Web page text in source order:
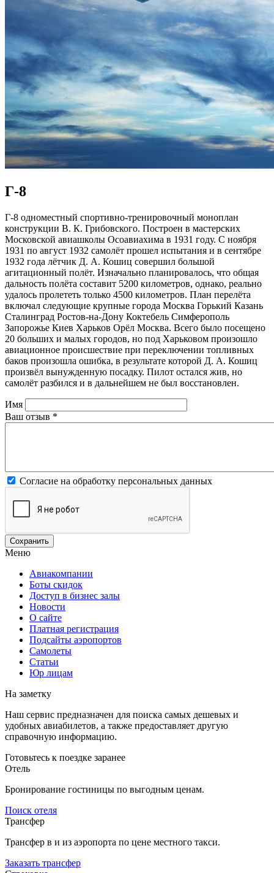
Г-8
Г-8 одноместный спортивно-тренировочный моноплан
конструкции В. К. Грибовского. Построен в мастерских
Московской авиашколы Осоавиахима в 1931 году. С ноября
1931 по август 1932 самолёт прошел испытания и в сентябре
1932 года лётчик Д. А. Кошиц совершил большой
агитационный полёт. Изначально планировалось, что общая
дальность полёта составит 5200 километров, однако, реально
удалось пролететь только 4500 километров. План перелёта
включал следующие крупные города Москва Горький Казань
Сталинград Ростов-на-Дону Коктебель Симферополь
Запорожье Киев Харьков Орёл Москва. Всего было посещено
20 больших и малых городов, но под Харьковом произошло
авиационное происшествие при переключении топливных
баков произошла ошибка, в результате которой Д. А. Кошиц
произвёл вынужденную посадку. Пилот остался жив, но
самолёт разбился и в дальнейшем не был восстановлен.
Имя
Ваш отзыв *
Согласие на обработку персональных данных
Меню
Авиакомпании
Боты скидок
Доступ в бизнес залы
Новости
О сайте
Платная регистрация
Подсайты аэропортов
Самолеты
Статьи
Юр лицам
На заметку
Наш сервис предназначен для поиска самых дешевых и
удобных авиабилетов, а также предоставляет другую
справочную информацию.
Готовьтесь к поездке заранее
Отель
Бронирование гостиницы по выгодным ценам.
Поиск отеля
Трансфер
Трансфер в и из аэропорта по цене местного такси.
Заказать трансфер